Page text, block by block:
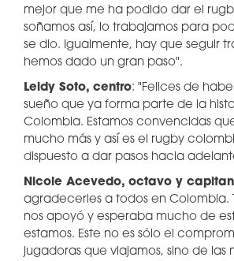
mejor que me ha podido dar el
soñamos así, lo trabajamos para
se dio. Igualmente, hay que seguir
hemos dado un gran paso".
Leidy Soto, centro: "Felices de
sueño que ya forma parte de la
Colombia. Estamos convencidas
mucho más y así es el rugby
dispuesto a dar pasos hacia
Nicole Acevedo, octavo y
agradecerles a todos en Colombia.
nos apoyó y esperaba mucho de
estamos. Este no es sólo el
jugadoras que viajamos, sino de las